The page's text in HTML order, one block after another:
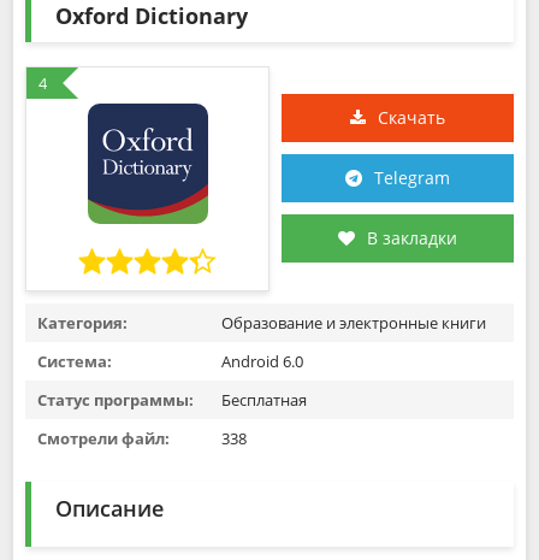
Oxford Dictionary
4
Скачать
Telegram
В закладки
Категория:
Образование и электронные книги
Система:
Android 6.0
Статус программы:
Бесплатная
Смотрели файл:
338
Описание